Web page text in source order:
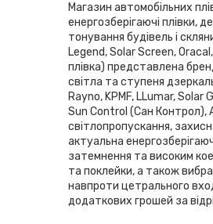
Магазин автомобільних
енергозберігаючі плівки,
тонування будівель і
Legend, Solar Screen,
плівка) представлена
світла та ступеня
Rayno, KPMF, LLumar, Solar
Sun Control (Сан Контрол),
світлопропускання,
актуальна
затемнення та високим
та поклейки, а також
навпроти цетрального
додаткових грошей за